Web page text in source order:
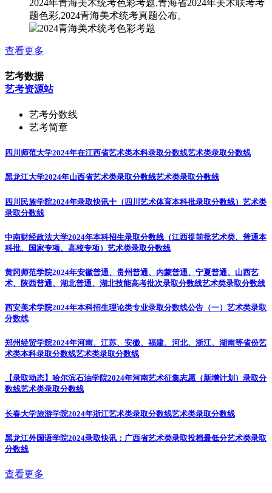
2024年青海美术统考色彩考题,青海省2024年美术联考考
题色彩,2024青海美术统考真题公布。
查看更多
艺考数据
艺考资源站
艺考分数线
艺考简章
四川师范大学2024年在江西省艺术类本科录取分数线艺术类录取分数线
黑龙江大学2024年山西省艺术类录取分数线艺术类录取分数线
四川民族学院2024年录取快讯十（四川艺术体育本科批录取分数线） 艺术类
录取分数线
中南财经政法大学2024年本科招生录取分数线（江西提前批艺术类、普通本
科批、国家专项、高校专项） 艺术类录取分数线
黄冈师范学院2024年安徽普通、贵州普通、内蒙普通、宁夏普通、山西艺
术、陕西普通、湖北普通、湖北技能高考批次录取分数线艺术类录取分数线
西安美术学院2024年本科招生理论类专业录取分数线公告（一） 艺术类录取
分数线
郑州经贸学院2024年河南、江苏、安徽、福建、河北、浙江、湖南等省份艺
术类本科录取分数线艺术类录取分数线
【录取动态】哈尔滨石油学院2024年河南艺术征集志愿（新增计划）录取分
数线艺术类录取分数线
长春大学旅游学院2024年浙江艺术类录取分数线艺术类录取分数线
黑龙江外国语学院2024录取快讯：广西省艺术类录取投档最低分艺术类录取
分数线
查看更多